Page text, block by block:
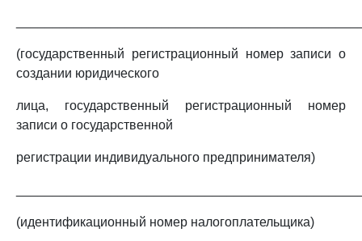
(государственный регистрационный номер записи о
создании юридического
лица, государственный регистрационный номер
записи о государственной
регистрации индивидуального предпринимателя)
(идентификационный номер налогоплательщика)